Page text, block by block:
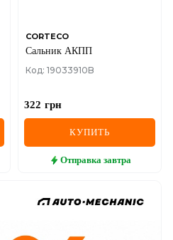
CORTECO
Сальник АКПП
Код: 19033910B
322 грн
КУПИТЬ
Отправка завтра